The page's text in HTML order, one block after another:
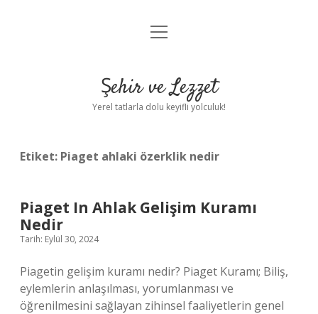
Anasayfa
Yasal Uyarı
menüyü
Şehir ve Lezzet
Yerel tatlarla dolu keyifli yolculuk!
Etiket: Piaget ahlaki özerklik nedir
Piaget In Ahlak Gelişim Kuramı
Nedir
Tarih: Eylül 30, 2024
Piagetin gelişim kuramı nedir? Piaget Kuramı; Biliş,
eylemlerin anlaşılması, yorumlanması ve
öğrenilmesini sağlayan zihinsel faaliyetlerin genel